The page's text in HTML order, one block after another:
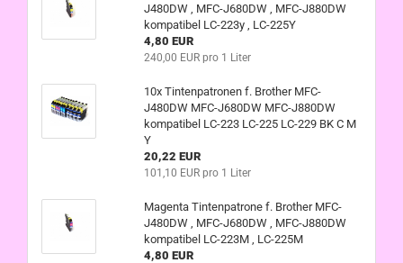
J480DW , MFC-J680DW , MFC-J880DW
kompatibel LC-223y , LC-225Y
4,80 EUR
240,00 EUR pro 1 Liter
10x Tintenpatronen f. Brother MFC-
J480DW MFC-J680DW MFC-J880DW
kompatibel LC-223 LC-225 LC-229 BK C M
Y
20,22 EUR
101,10 EUR pro 1 Liter
Magenta Tintenpatrone f. Brother MFC-
J480DW , MFC-J680DW , MFC-J880DW
kompatibel LC-223M , LC-225M
4,80 EUR